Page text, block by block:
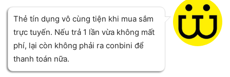
Thẻ tín dụng vô cùng tiện khi mua sắm
trực tuyến. Nếu trả 1 lần vừa không mất
phí, lại còn không phải ra conbini để
thanh toán nữa.